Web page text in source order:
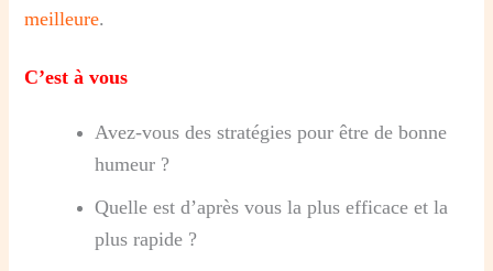
meilleure.
C’est à vous
Avez-vous des stratégies pour être de bonne
humeur ?
Quelle est d’après vous la plus efficace et la
plus rapide ?